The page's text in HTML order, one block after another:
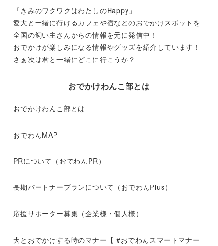
「きみのワクワクはわたしのHappy」
愛犬と一緒に行けるカフェや宿などのおでかけスポットを
全国の飼い主さんからの情報を元に発信中！
おでかけが楽しみになる情報やグッズを紹介しています！
さぁ次は君と一緒にどこに行こうか？
おでかけわんこ部とは
おでかけわんこ部とは
おでわんMAP
PRについて（おでわんPR）
長期パートナープランについて（おでわんPlus）
応援サポーター募集（企業様・個人様）
犬とおでかけする時のマナー【 #おでわんスマートマナー